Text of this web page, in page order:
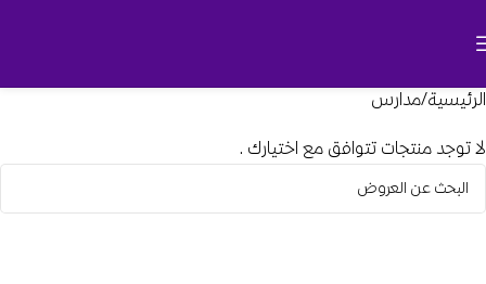
الرئيسية مدارس
لا توجد منتجات تتوافق مع اختيارك.